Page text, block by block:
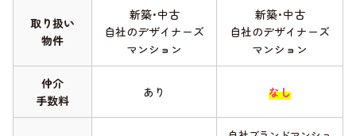
取り扱い
物件
新築･中古
自社のデザイナーズ
マンション
新築･中古
自社のデザイナーズ
マンション
仲介
手数料
あり なし